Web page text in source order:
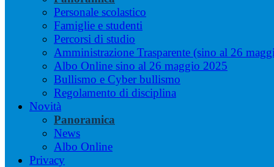
Personale scolastico
Famiglie e studenti
Percorsi di studio
Amministrazione Trasparente (sino al 26
Albo Online sino al 26 maggio 2025
Bullismo e Cyber bullismo
Regolamento di disciplina
Novità
Panoramica
News
Albo Online
Privacy